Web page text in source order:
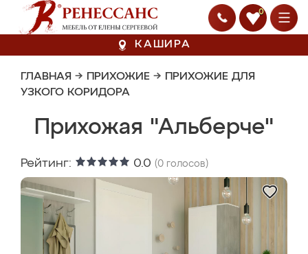
0
КАШИРА
ГЛАВНАЯ → ПРИХОЖИЕ → ПРИХОЖИЕ ДЛЯ
УЗКОГО КОРИДОРА
Прихожая "Альберче"
Рейтинг: 0.0 (0 голосов)